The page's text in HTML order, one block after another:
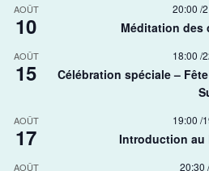
AOÛT
10
20:00 /
Méditation des
AOÛT
15
18:00 /
Célébration spéciale –
AOÛT
17
19:00 /
Introduction au
AOÛT 20:30 /